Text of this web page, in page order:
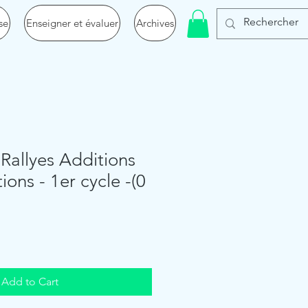
Enseigner et évaluer Archives
Additions
- 1er cycle -(0
Add to Cart